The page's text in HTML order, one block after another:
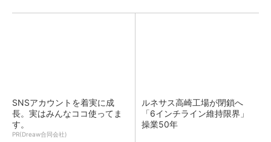
SNSアカウントを着実に成
長。実はみんなココ使ってま
す。
PR(Dreaw合同会社)
ルネサス高崎工場が閉鎖へ
「6インチライン維持限界」
操業50年